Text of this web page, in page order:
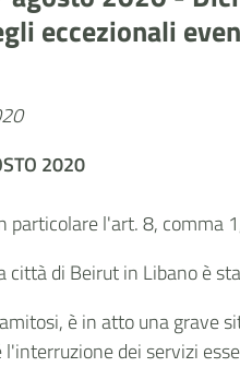
eccezionali
2020
l'art. 8, comma
di Beirut in Libano è
è in atto una
dei servizi